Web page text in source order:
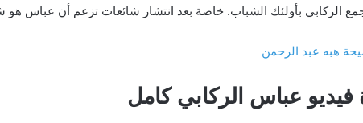
الركابي بأولئك الشباب. خاصة بعد انتشار شائعات تزعم أن عباس
هبه عبد الرحمن
عباس الركابي كامل